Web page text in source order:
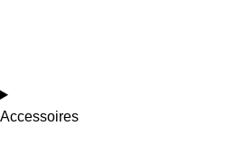
Accessoires